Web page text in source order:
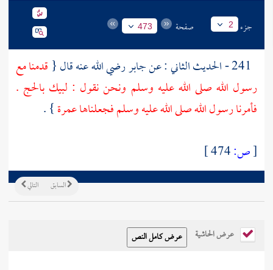
جزء 2 صفحة 473
جابررضي الله عنه قال { قدمنا مع
رسول الله صلى الله عليه وسلم ونحن نقول : لبيك بالحج .
فأمرنا رسول الله صلى الله عليه وسلم فجعلناها عمرة} .
[ص:
التالي السابق
عرض الحاشية